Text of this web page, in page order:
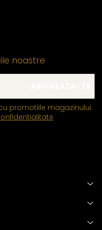
noastre
promotiile magazinului.